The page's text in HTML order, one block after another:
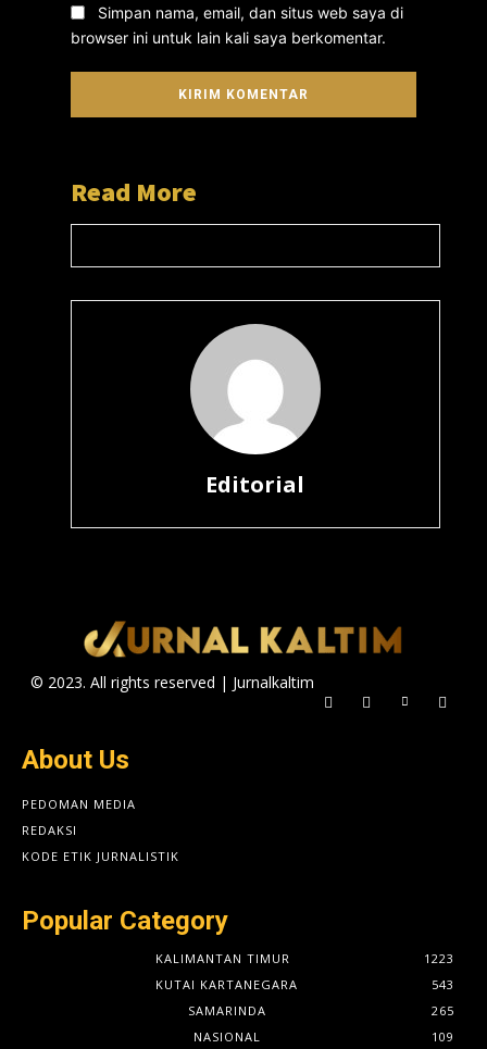
Simpan nama, email, dan situs web saya di
browser ini untuk lain kali saya berkomentar.
Read More
Editorial
© 2023. All rights reserved | Jurnalkaltim
About Us
PEDOMAN MEDIA
REDAKSI
KODE ETIK JURNALISTIK
Popular Category
KALIMANTAN TIMUR
1223
KUTAI KARTANEGARA
543
SAMARINDA
265
NASIONAL
109